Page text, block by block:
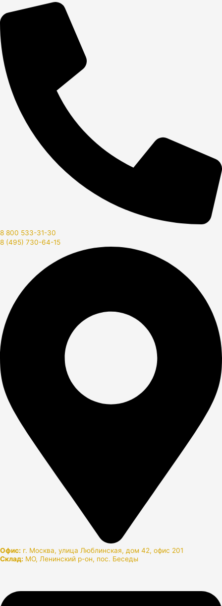
8 800 533-31-30
8 (495) 730-64-15
Офис: г. Москва, улица Люблинская, дом 42, офис 201
Склад: МО, Ленинский р-он, пос. Беседы